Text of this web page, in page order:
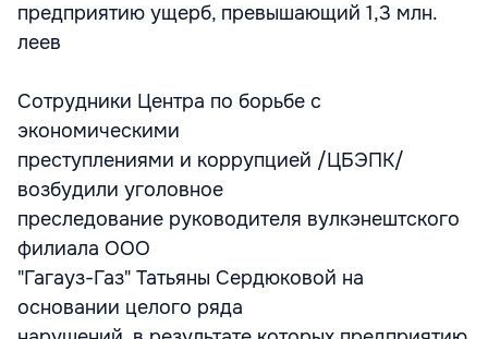
предприятию ущерб, превышающий 1,3 млн.
леев
Сотрудники Центра по борьбе с
экономическими
преступлениями и коррупцией /ЦБЭПК/
возбудили уголовное
преследование руководителя вулкэнештского
филиала ООО
"Гагауз-Газ" Татьяны Сердюковой на
основании целого ряда